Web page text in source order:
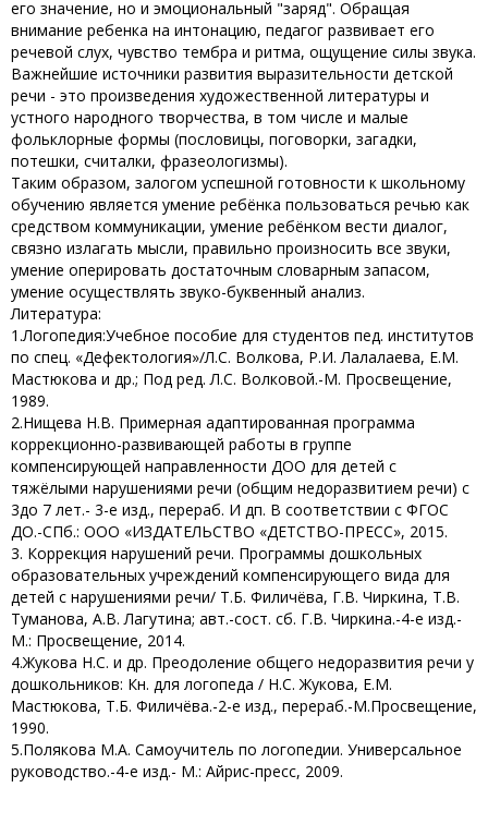
его значение, но и эмоциональный "заряд". Обращая
внимание ребенка на интонацию, педагог развивает его
речевой слух, чувство тембра и ритма, ощущение силы звука.
Важнейшие источники развития выразительности детской
речи - это произведения художественной литературы и
устного народного творчества, в том числе и малые
фольклорные формы (пословицы, поговорки, загадки,
потешки, считалки, фразеологизмы).
Таким образом, залогом успешной готовности к школьному
обучению является умение ребёнка пользоваться речью как
средством коммуникации, умение ребёнком вести диалог,
связно излагать мысли, правильно произносить все звуки,
умение оперировать достаточным словарным запасом,
умение осуществлять звуко-буквенный анализ.
Литература:
1.Логопедия:Учебное пособие для студентов пед. институтов
по спец. «Дефектология»/Л.С. Волкова, Р.И. Лалалаева, Е.М.
Мастюкова и др.; Под ред. Л.С. Волковой.-М. Просвещение,
1989.
2.Нищева Н.В. Примерная адаптированная программа
коррекционно-развивающей работы в группе
компенсирующей направленности ДОО для детей с
тяжёлыми нарушениями речи (общим недоразвитием речи) с
3до 7 лет.- 3-е изд., перераб. И дп. В соответствии с ФГОС
ДО.-СПб.: ООО «ИЗДАТЕЛЬСТВО «ДЕТСТВО-ПРЕСС», 2015.
3. Коррекция нарушений речи. Программы дошкольных
образовательных учреждений компенсирующего вида для
детей с нарушениями речи/ Т.Б. Филичёва, Г.В. Чиркина, Т.В.
Туманова, А.В. Лагутина; авт.-сост. сб. Г.В. Чиркина.-4-е изд.-
М.: Просвещение, 2014.
4.Жукова Н.С. и др. Преодоление общего недоразвития речи у
дошкольников: Кн. для логопеда / Н.С. Жукова, Е.М.
Мастюкова, Т.Б. Филичёва.-2-е изд., перераб.-М.Просвещение,
1990.
5.Полякова М.А. Самоучитель по логопедии. Универсальное
руководство.-4-е изд.- М.: Айрис-пресс, 2009.